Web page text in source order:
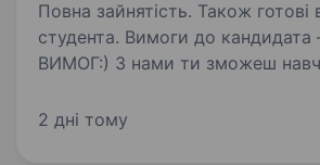
Повна зайнятість. Також готові
студента. Вимоги до кандидата — ЖОДНИХ
ВИМОГ:) З нами ти зможеш
та впливати на свій дохід.
2 дні тому